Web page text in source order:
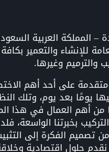
المملكة العربية
للإنشاء والتعمير
والترميم وغيرها.
على أحد أهم
يومًا بعد يوم، وتلك
من أهم العمال في هذا
بخبرتنا الواسعة،
تصميم الفكرة إلى
نقدم حلول اقتصادية